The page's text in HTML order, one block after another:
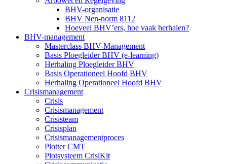
BHV-organisatie
BHV Nen-norm 8112
Hoeveel BHV’ers, hoe vaak herhalen?
BHV-management
Masterclass BHV-Management
Basis Ploegleider BHV (e-learning)
Herhaling Ploegleider BHV
Basis Operationeel Hoofd BHV
Herhaling Operationeel Hoofd BHV
Crisismanagement
Crisis
Crisismanagement
Crisisteam
Crisisplan
Crisismanagementproces
Plotter CMT
Plotsysteem CrisiKit